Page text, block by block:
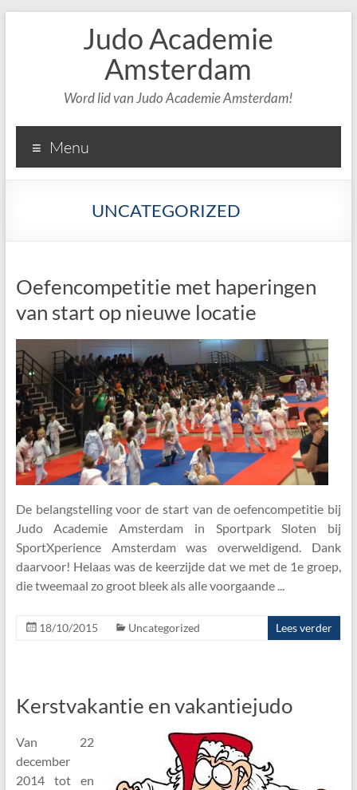
Judo Academie
Amsterdam
Word lid van Judo Academie Amsterdam!
Menu
UNCATEGORIZED
Oefencompetitie met haperingen
van start op nieuwe locatie
De belangstelling voor de start van de oefencompetitie bij
Judo Academie Amsterdam in Sportpark Sloten bij
SportXperience Amsterdam was overweldigend. Dank
daarvoor! Helaas was de keerzijde dat we met de 1e groep,
die tweemaal zo groot bleek als alle voorgaande
18/10/2015 Uncategorized Lees verder
Kerstvakantie en vakantiejudo
Van 22
december
2014 tot en